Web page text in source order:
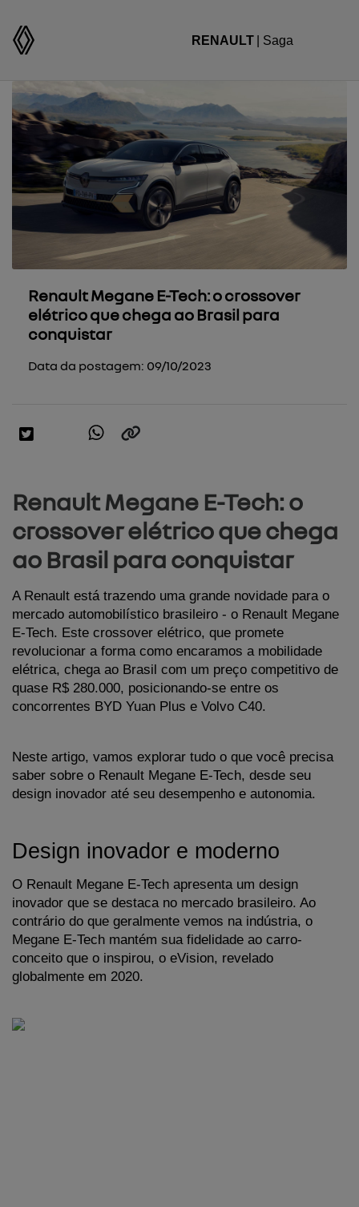
RENAULT | Saga
Renault Megane E-Tech: o crossover
elétrico que chega ao Brasil para
conquistar
Data da postagem: 09/10/2023
Renault Megane E-Tech: o
crossover elétrico que chega
ao Brasil para conquistar
A Renault está trazendo uma grande novidade para o
mercado automobilístico brasileiro - o Renault Megane
E-Tech. Este crossover elétrico, que promete
revolucionar a forma como encaramos a mobilidade
elétrica, chega ao Brasil com um preço competitivo de
quase R$ 280.000, posicionando-se entre os
concorrentes BYD Yuan Plus e Volvo C40.
Neste artigo, vamos explorar tudo o que você precisa
saber sobre o Renault Megane E-Tech, desde seu
design inovador até seu desempenho e autonomia.
Design inovador e moderno
O Renault Megane E-Tech apresenta um design
inovador que se destaca no mercado brasileiro. Ao
contrário do que geralmente vemos na indústria, o
Megane E-Tech mantém sua fidelidade ao carro-
conceito que o inspirou, o eVision, revelado
globalmente em 2020.